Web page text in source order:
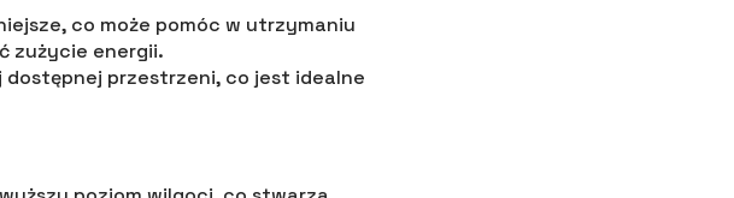
co może pomóc w utrzymaniu
zużycie energii.
przestrzeni, co jest idealne